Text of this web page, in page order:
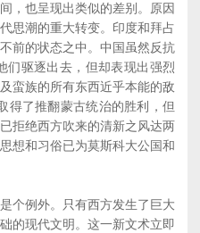
也呈现出类似的差别。原因
思潮的重大转变。印度和拜占
前的状态之中。中国虽然反抗
们驱逐出去，但却表现出强烈
蛮族的所有东西近乎本能的敌
得了推翻蒙古统治的胜利，但
拒绝西方吹来的清新之风达两
想和习俗已为莫斯科大公国和
例外。只有西方发生了巨大
的现代文明。这一新文术立即